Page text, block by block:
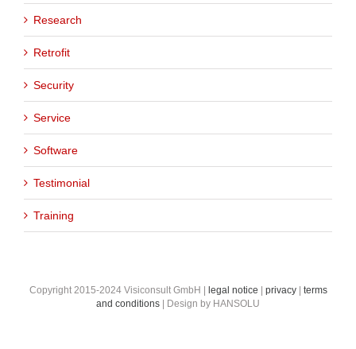
Research
Retrofit
Security
Service
Software
Testimonial
Training
Copyright 2015-2024 Visiconsult GmbH | legal notice | privacy| terms
and conditions | Design by HANSOLU